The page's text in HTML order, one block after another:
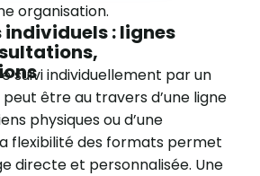
organisation.
: lignes
suivi individuellement par un
être au travers d’une ligne
physiques ou d’une
flexibilité des formats permet
directe et personnalisée. Une